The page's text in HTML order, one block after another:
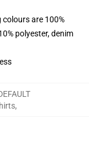
are 100%
polyester, denim
,